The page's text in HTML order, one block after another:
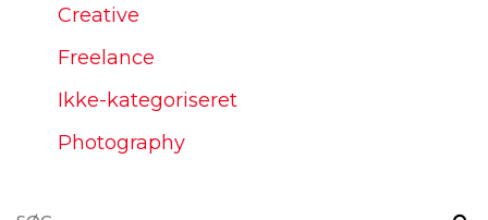
Creative
Freelance
Ikke-kategoriseret
Photography